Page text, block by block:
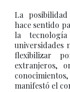
La
hace sentido
la
universidades
flexibilizar
extranjeros,
manifestó el